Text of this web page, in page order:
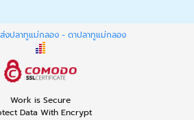
งปลาทูแม่กลอง - ดาปลาทูแม่กลอง
Work is Secure
Data With Encrypt